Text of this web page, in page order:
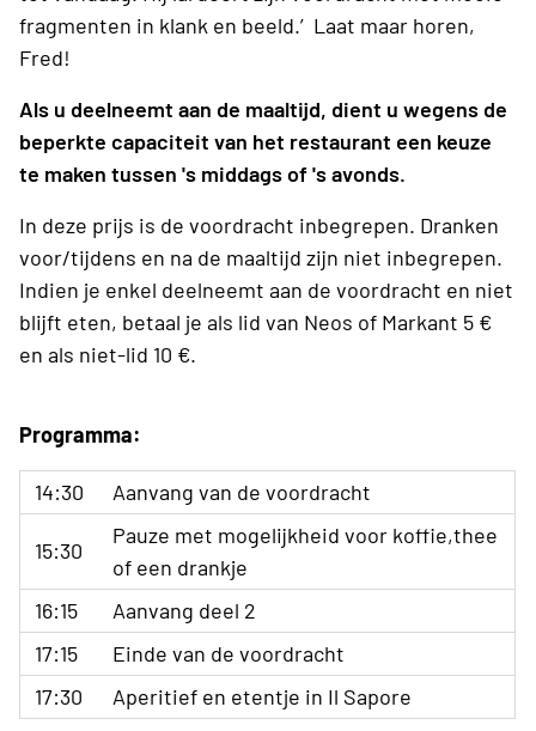
fragmenten in klank en beeld.’ Laat maar horen,
Fred!
Als u deelneemt aan de maaltijd, dient u wegens de
beperkte capaciteit van het restaurant een keuze
te maken tussen 's middags of 's avonds.
In deze prijs is de voordracht inbegrepen. Dranken
voor/tijdens en na de maaltijd zijn niet inbegrepen.
Indien je enkel deelneemt aan de voordracht en niet
blijft eten, betaal je als lid van Neos of Markant 5 €
en als niet-lid 10 €.
Programma:
14:30 Aanvang van de voordracht
15:30
Pauze met mogelijkheid voor koffie,thee
of een drankje
16:15
Aanvang deel 2
17:15
Einde van de voordracht
17:30
Aperitief en etentje in Il Sapore